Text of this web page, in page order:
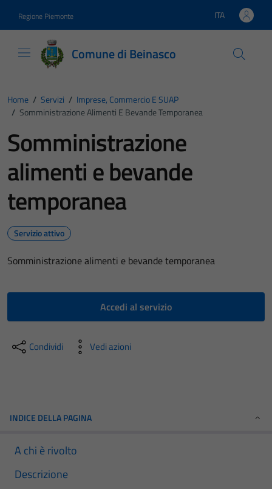
Regione Piemonte Lingua attiva:
ITA
Comune di Beinasco
Home / Servizi / Imprese, Commercio E SUAP
/ Somministrazione Alimenti E Bevande Temporanea
Somministrazione
alimenti e bevande
temporanea
Servizio attivo
Somministrazione alimenti e bevande temporanea
Accedi al servizio
Condividi Vedi azioni
INDICE DELLA PAGINA
A chi è rivolto
Descrizione